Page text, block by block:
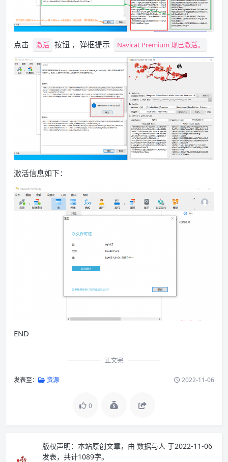
点击 激活 按钮 ，弹框提示 Navicat Premium 现已激活。
激活信息如下：
END
正文完
发表至： 资源 2022-11-06
0
版权声明： 本站原创文章，由 数据与人 于2022-11-06
发表，共计1089字。